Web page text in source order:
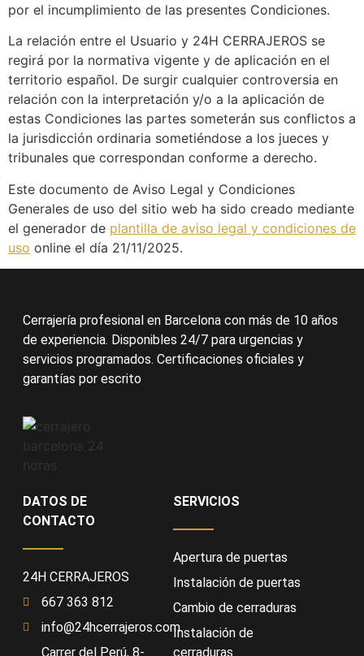
por el incumplimiento de las presentes Condiciones.
La relación entre el Usuario y 24H CERRAJEROS se
regirá por la normativa vigente y de aplicación en el
territorio español. De surgir cualquier controversia en
relación con la interpretación y/o a la aplicación de
estas Condiciones las partes someterán sus conflictos a
la jurisdicción ordinaria sometiéndose a los jueces y
tribunales que correspondan conforme a derecho.
Este documento de Aviso Legal y Condiciones
Generales de uso del sitio web ha sido creado mediante
el generador de plantilla de aviso legal y condiciones de
uso online el día 21/11/2025.
Cerrajería profesional en Barcelona con más de 10 años
de experiencia. Disponibles 24/7 para urgencias y
servicios programados. Certificaciones oficiales y
garantías por escrito
DATOS DE
CONTACTO
24H CERRAJEROS
667 363 812
info@24hcerrajeros.com
Carrer del Perú, 8-
SERVICIOS
Apertura de puertas
Instalación de puertas
Cambio de cerraduras
Instalación de
cerraduras